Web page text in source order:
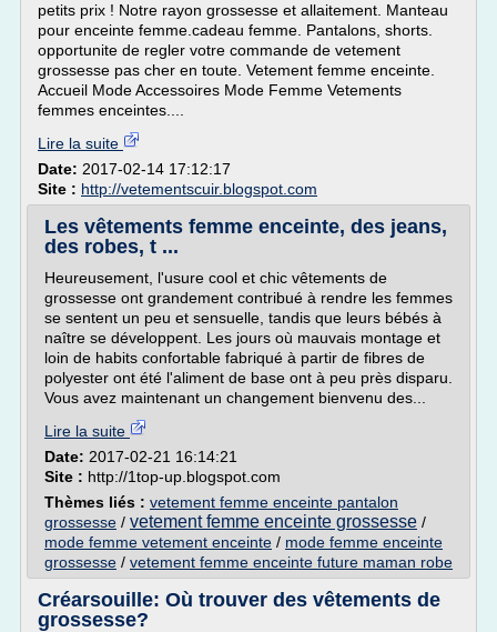
petits prix ! Notre rayon grossesse et allaitement. Manteau
pour enceinte femme.cadeau femme. Pantalons, shorts.
opportunite de regler votre commande de vetement
grossesse pas cher en toute. Vetement femme enceinte.
Accueil Mode Accessoires Mode Femme Vetements
femmes enceintes....
Lire la suite
Date: 2017-02-14 17:12:17
Site : http://vetementscuir.blogspot.com
Les vêtements femme enceinte, des jeans,
des robes, t ...
Heureusement, l'usure cool et chic vêtements de
grossesse ont grandement contribué à rendre les femmes
se sentent un peu et sensuelle, tandis que leurs bébés à
naître se développent. Les jours où mauvais montage et
loin de habits confortable fabriqué à partir de fibres de
polyester ont été l'aliment de base ont à peu près disparu.
Vous avez maintenant un changement bienvenu des...
Lire la suite
Date: 2017-02-21 16:14:21
Site : http://1top-up.blogspot.com
Thèmes liés : vetement femme enceinte pantalon
grossesse / vetement femme enceinte grossesse /
mode femme vetement enceinte / mode femme enceinte
grossesse / vetement femme enceinte future maman robe
Créarsouille: Où trouver des vêtements de
grossesse?